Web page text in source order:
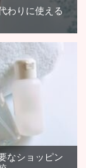
わりに使える
なショッピン